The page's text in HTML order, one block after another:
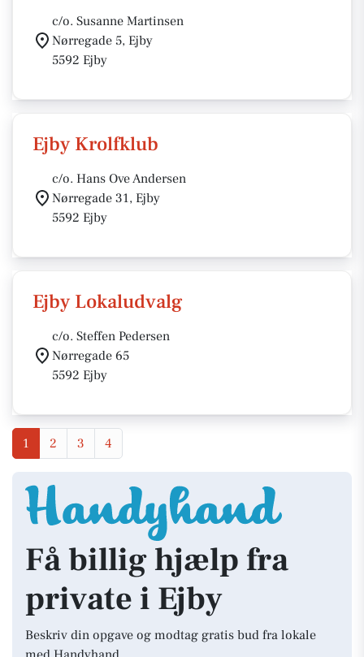
c/o. Susanne Martinsen
Nørregade 5, Ejby
5592 Ejby
Ejby Krolfklub
c/o. Hans Ove Andersen
Nørregade 31, Ejby
5592 Ejby
Ejby Lokaludvalg
c/o. Steffen Pedersen
Nørregade 65
5592 Ejby
1 2 3 4
Få billig hjælp fra
private i Ejby
Beskriv din opgave og modtag gratis bud fra lokale